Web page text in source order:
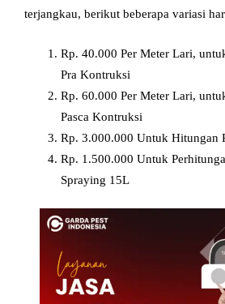
terjangkau, berikut beberapa variasi
Rp. 40.000 Per Meter Lari,
Pra Kontruksi
Rp. 60.000 Per Meter Lari,
Pasca Kontruksi
Rp. 3.000.000 Untuk Hitungan
Rp. 1.500.000 Untuk
Spraying 15L